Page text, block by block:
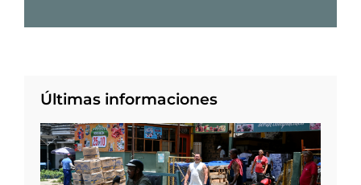
Últimas informaciones